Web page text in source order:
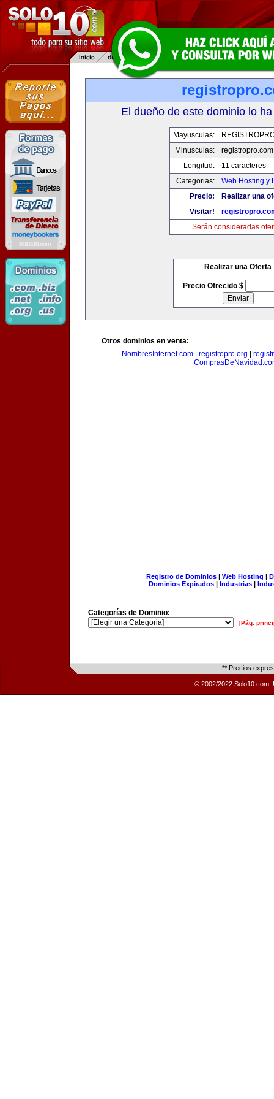
El dueño de este dominio lo
Mayusculas:
Minusculas:
registropro.com
Longitud:
11 caracteres
Categorias:
Web Hosting y
Precio:
Realizar una
Visitar!
Serán consideradas
Realizar una Oferta
Precio Ofrecido $
Otros dominios en venta:
NombresInternet.com
registropro.org
Registro de Dominios| Web Hosting |
Dominios Expirados | Industrias |
Categorías de Dominio:
[Pág.
** Precios
© 2002/2022 Solo10.com